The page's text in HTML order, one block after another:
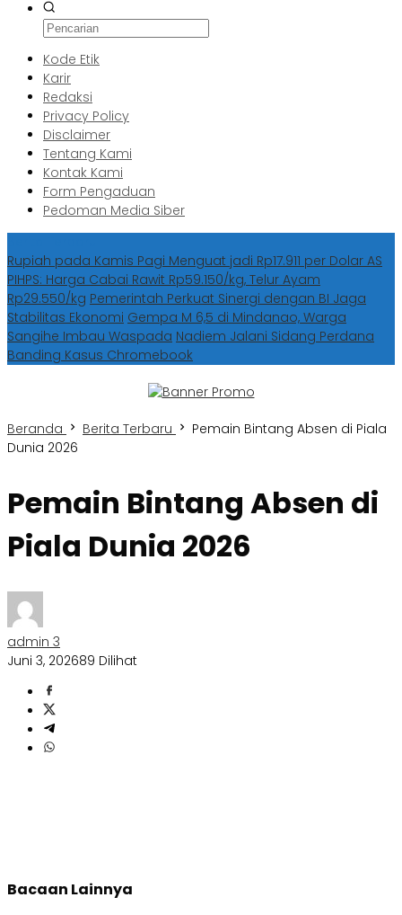
Kode Etik
Karir
Redaksi
Privacy Policy
Disclaimer
Tentang Kami
Kontak Kami
Form Pengaduan
Pedoman Media Siber
Rupiah pada Kamis Pagi Menguat jadi Rp17.911 per Dolar AS
PIHPS: Harga Cabai Rawit Rp59.150/kg, Telur Ayam
Rp29.550/kg Pemerintah Perkuat Sinergi dengan BI Jaga
Stabilitas Ekonomi Gempa M 6,5 di Mindanao, Warga
Sangihe Imbau Waspada Nadiem Jalani Sidang Perdana
Banding Kasus Chromebook
Beranda Berita Terbaru
Pemain Bintang Absen di Piala
Dunia 2026
Pemain Bintang Absen di
Piala Dunia 2026
admin 3
Juni 3, 202689 Dilihat
Bacaan Lainnya